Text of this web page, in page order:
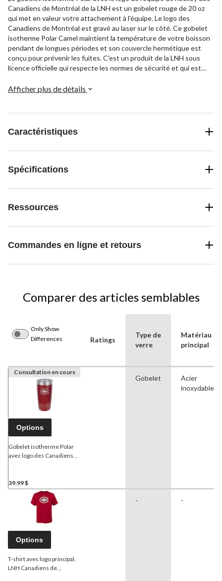
Canadiens de Montréal de la LNH est un gobelet rouge de 20 oz
qui met en valeur votre attachement à l'équipe. Le logo des
Canadiens de Montréal est gravé au laser sur le côté. Ce gobelet
isotherme Polar Camel maintient la température de votre boisson
pendant de longues périodes et son couvercle hermétique est
conçu pour prévenir les fuites. C'est un produit de la LNH sous
licence officielle qui respecte les normes de sécurité et qui est
gobelet est un moyen pratique d'afficher votre esprit d'équipe à la
Afficher plus de détails
Caractéristiques
Spécifications
Ressources
Commandes en ligne et retours
Comparer des articles semblables
Only Show
Differences
Ratings
Type de
verre
Matériau
principal
Consultation en cours
Options
Gobelet isotherme Polar
avec logo des Canadiens
39,99 $
Gobelet
Acier
inoxydable
Options
T-shirt avec logo principal,
LNH Canadiens de
- -